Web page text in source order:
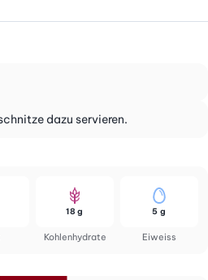
dazu servieren.
Kohlenhydrate
18 g
Eiweiss
5 g